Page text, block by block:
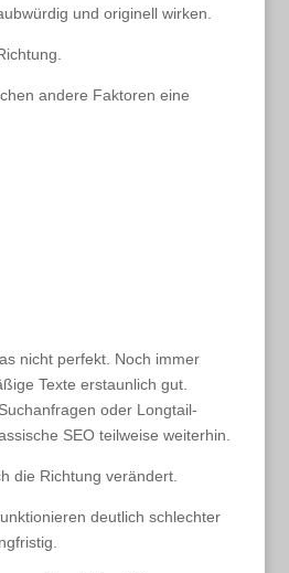
und originell wirken.
andere Faktoren eine
nicht perfekt. Noch immer
Texte erstaunlich gut.
oder Longtail-
SEO teilweise weiterhin.
die Richtung verändert.
deutlich schlechter